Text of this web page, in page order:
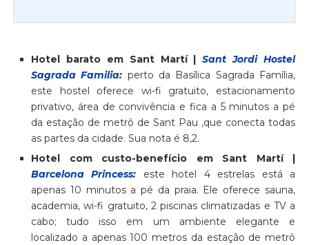
Hotel barato em Sant Martí |Sant Jordi Hostel
Sagrada Familia: perto da Basílica Sagrada Família,
este hostel oferece wi-fi gratuito, estacionamento
privativo, área de convivência e fica a 5 minutos a pé
da estação de metrô de Sant Pau ,que conecta todas
as partes da cidade. Sua nota é 8,2.
Hotel com custo-benefício em Sant Martí |
Barcelona Princess: este hotel 4 estrelas está a
apenas 10 minutos a pé da praia. Ele oferece sauna,
academia, wi-fi gratuito, 2 piscinas climatizadas e TV a
cabo; tudo isso em um ambiente elegante e
localizado a apenas 100 metros da estação de metrô